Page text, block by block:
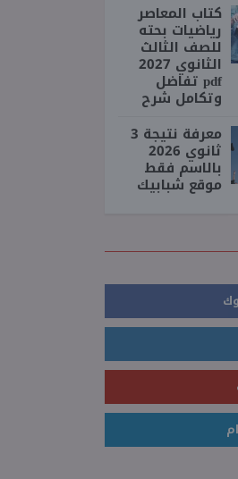
كتاب المعاصر
رياضيات بحته
للصف الثالث
الثانوي 2027
pdf تفاضل
وتكامل شرح
معرفة نتيجة 3
ثانوي 2026
بالاسم فقط
موقع شبابيك